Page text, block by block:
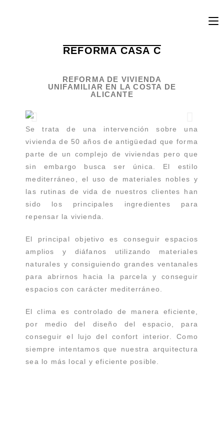
REFORMA CASA C
REFORMA DE VIVIENDA
UNIFAMILIAR EN LA COSTA DE
ALICANTE
Se trata de una intervención sobre una
vivienda de 50 años de antigüedad que forma
parte de un complejo de viviendas pero que
sin embargo busca ser única. El estilo
mediterráneo, el uso de materiales nobles y
las rutinas de vida de nuestros clientes han
sido los principales ingredientes para
repensar la vivienda.
El principal objetivo es conseguir espacios
amplios y diáfanos utilizando materiales
naturales y consiguiendo grandes ventanales
para abrirnos hacia la parcela y conseguir
espacios con carácter mediterráneo.
El clima es controlado de manera eficiente,
por medio del diseño del espacio, para
conseguir el lujo del confort interior. Como
siempre intentamos que nuestra arquitectura
sea lo más local y eficiente posible.